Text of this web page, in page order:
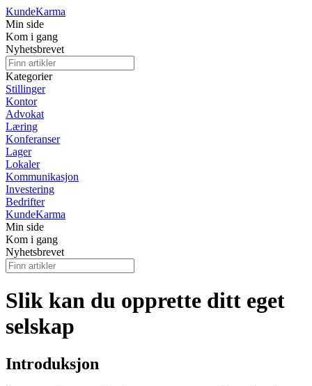
KundeKarma
Min side
Kom i gang
Nyhetsbrevet
Kategorier
Stillinger
Kontor
Advokat
Læring
Konferanser
Lager
Lokaler
Kommunikasjon
Investering
Bedrifter
KundeKarma
Min side
Kom i gang
Nyhetsbrevet
Slik kan du opprette ditt eget
selskap
Introduksjon